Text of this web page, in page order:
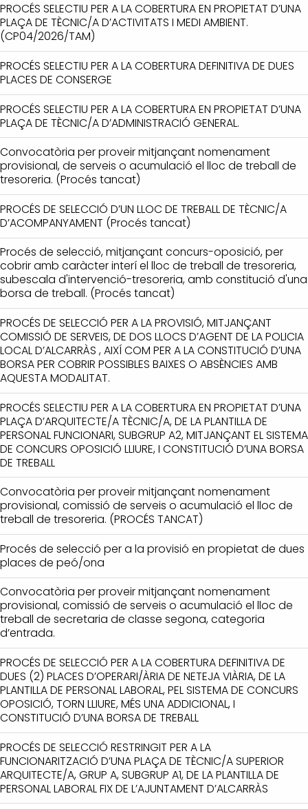
PROCÉS SELECTIU PER A LA COBERTURA EN PROPIETAT D’UNA
PLAÇA DE TÈCNIC/A D’ACTIVITATS I MEDI AMBIENT.
(CP04/2026/TAM)
PROCÉS SELECTIU PER A LA COBERTURA DEFINITIVA DE DUES
PLACES DE CONSERGE
PROCÉS SELECTIU PER A LA COBERTURA EN PROPIETAT D’UNA
PLAÇA DE TÈCNIC/A D’ADMINISTRACIÓ GENERAL.
Convocatòria per proveir mitjançant nomenament
provisional, de serveis o acumulació el lloc de treball de
tresoreria. (Procés tancat)
PROCÉS DE SELECCIÓ D’UN LLOC DE TREBALL DE TÈCNIC/A
D’ACOMPANYAMENT (Procés tancat)
Procés de selecció, mitjançant concurs-oposició, per
cobrir amb caràcter interí el lloc de treball de tresoreria,
subescala d'intervenció-tresoreria, amb constitució d'una
borsa de treball. (Procés tancat)
PROCÉS DE SELECCIÓ PER A LA PROVISIÓ, MITJANÇANT
COMISSIÓ DE SERVEIS, DE DOS LLOCS D’AGENT DE LA POLICIA
LOCAL D’ALCARRÀS , AIXÍ COM PER A LA CONSTITUCIÓ D’UNA
BORSA PER COBRIR POSSIBLES BAIXES O ABSÈNCIES AMB
AQUESTA MODALITAT.
PROCÉS SELECTIU PER A LA COBERTURA EN PROPIETAT D’UNA
PLAÇA D’ARQUITECTE/A TÈCNIC/A, DE LA PLANTILLA DE
PERSONAL FUNCIONARI, SUBGRUP A2, MITJANÇANT EL SISTEMA
DE CONCURS OPOSICIÓ LLIURE, I CONSTITUCIÓ D’UNA BORSA
DE TREBALL
Convocatòria per proveir mitjançant nomenament
provisional, comissió de serveis o acumulació el lloc de
treball de tresoreria. (PROCÉS TANCAT)
Procés de selecció per a la provisió en propietat de dues
places de peó/ona
Convocatòria per proveir mitjançant nomenament
provisional, comissió de serveis o acumulació el lloc de
treball de secretaria de classe segona, categoria
d’entrada.
PROCÉS DE SELECCIÓ PER A LA COBERTURA DEFINITIVA DE
DUES (2) PLACES D’OPERARI/ÀRIA DE NETEJA VIÀRIA, DE LA
PLANTILLA DE PERSONAL LABORAL, PEL SISTEMA DE CONCURS
OPOSICIÓ, TORN LLIURE, MÉS UNA ADDICIONAL, I
CONSTITUCIÓ D’UNA BORSA DE TREBALL
PROCÉS DE SELECCIÓ RESTRINGIT PER A LA
FUNCIONARITZACIÓ D’UNA PLAÇA DE TÈCNIC/A SUPERIOR
ARQUITECTE/A, GRUP A, SUBGRUP A1, DE LA PLANTILLA DE
PERSONAL LABORAL FIX DE L’AJUNTAMENT D’ALCARRÀS